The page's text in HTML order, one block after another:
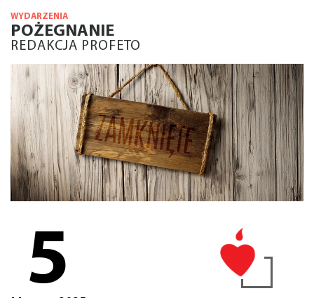
WYDARZENIA
POŻEGNANIE
REDAKCJA PROFETO
5